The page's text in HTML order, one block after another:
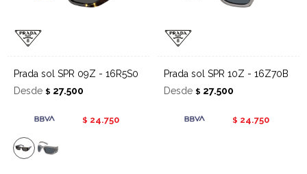
Prada sol SPR 09Z - 16R5S0
Desde $ 27.500
$ 24.750
Prada sol SPR 10Z - 16Z70B
Desde $ 27.500
$ 24.750